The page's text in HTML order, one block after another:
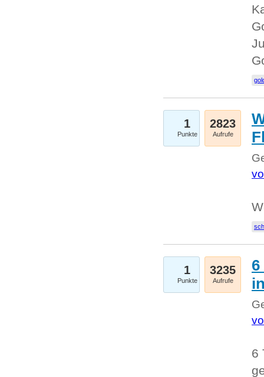
1
Punkte
2823
Aufrufe
1
Punkte
3235
Aufrufe
6